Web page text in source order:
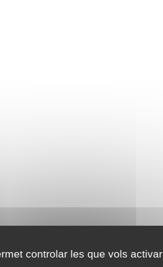
controlar les que vols activar